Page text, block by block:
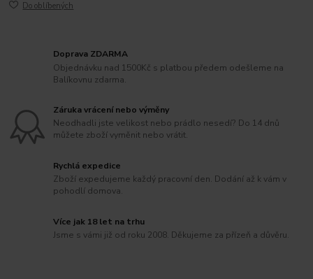
Do oblíbených
Doprava ZDARMA
Objednávku nad 1500Kč s platbou předem odešleme na
Balíkovnu zdarma.
Záruka vrácení nebo výměny
Neodhadli jste velikost nebo prádlo nesedí? Do 14 dnů
můžete zboží vyměnit nebo vrátit.
Rychlá expedice
Zboží expedujeme každý pracovní den. Dodání až k vám v
pohodlí domova.
Více jak 18 let na trhu
Jsme s vámi již od roku 2008. Děkujeme za přízeň a důvěru.